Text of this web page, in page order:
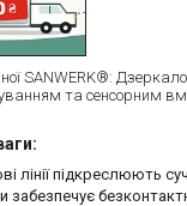
SANWERK®:
та сенсорним
лінії підкреслюють
забезпечує